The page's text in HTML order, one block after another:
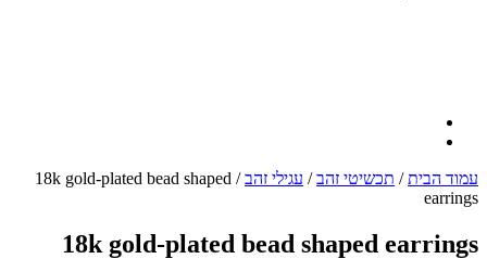
עמוד הבית/ תכשיטי זהב/ עגילי זהב
/ 18k gold-plated bead shaped
earrings
18k gold-plated bead shaped earrings